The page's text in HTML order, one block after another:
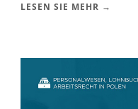
LESEN SIE MEHR →